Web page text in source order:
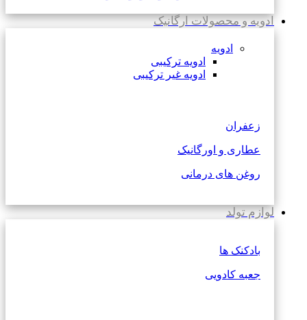
ادویه و محصولات ارگانیک
ادویه
ادویه ترکیبی
ادویه غیر ترکیبی
زعفران
عطاری و اورگانیک
روغن های درمانی
لوازم تولد
بادکنک ها
جعبه کادویی